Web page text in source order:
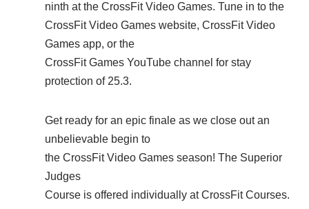
ninth at the CrossFit Video Games. Tune in to the
CrossFit Video Games website, CrossFit Video
Games app, or the
CrossFit Games YouTube channel for stay
protection of 25.3.
Get ready for an epic finale as we close out an
unbelievable begin to
the CrossFit Video Games season! The Superior
Judges
Course is offered individually at CrossFit Courses.